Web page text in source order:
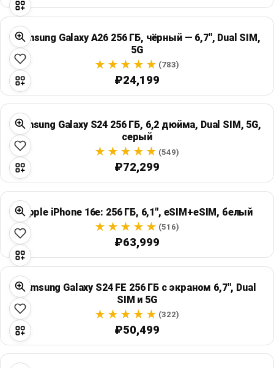
Samsung Galaxy A26 256 ГБ, чёрный — 6,7", Dual SIM,
5G
(783)
₽24,199
Samsung Galaxy S24 256 ГБ, 6,2 дюйма, Dual SIM, 5G,
серый
(549)
₽72,299
Apple iPhone 16e: 256 ГБ, 6,1", eSIM+eSIM, белый
(516)
₽63,999
Samsung Galaxy S24 FE 256 ГБ с экраном 6,7", Dual
SIM и 5G
(322)
₽50,499